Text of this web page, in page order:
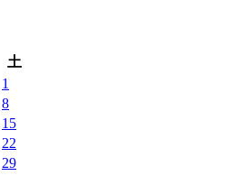
土
1
8
15
22
29